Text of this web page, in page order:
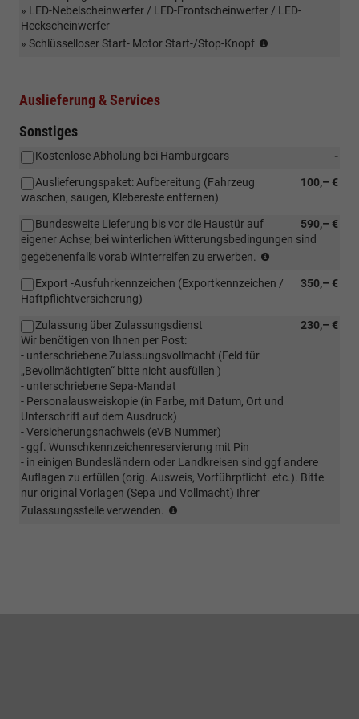
» LED-Nebelscheinwerfer / LED-Frontscheinwerfer / LED-
Heckscheinwerfer
» Schlüsselloser Start- Motor Start-/Stop-Knopf
Auslieferung & Services
Sonstiges
-
Kostenlose Abholung bei Hamburgcars
100,– €
Auslieferungspaket: Aufbereitung (Fahrzeug
waschen, saugen, Klebereste entfernen)
590,– €
Bundesweite Lieferung bis vor die Haustür auf
eigener Achse; bei winterlichen Witterungsbedingungen sind
gegebenenfalls vorab Winterreifen zu erwerben.
bis
Haustür
winterlichen
vorherige
Absprache
350,– €
Export -Ausfuhrkennzeichen (Exportkennzeichen /
Haftpflichtversicherung)
230,– €
Zulassung über Zulassungsdienst
Wir benötigen von Ihnen per Post:
- unterschriebene Zulassungsvollmacht (Feld für
„Bevollmächtigten“ bitte nicht ausfüllen )
- unterschriebene Sepa-Mandat
- Personalausweiskopie (in Farbe, mit Datum, Ort und
Unterschrift auf dem Ausdruck)
- Versicherungsnachweis (eVB Nummer)
- ggf. Wunschkennzeichenreservierung mit Pin
- in einigen Bundesländern oder Landkreisen sind ggf andere
Auflagen zu erfüllen (orig. Ausweis, Vorführpflicht. etc.). Bitte
nur original Vorlagen (Sepa und Vollmacht) Ihrer
Zulassungsstelle verwenden.